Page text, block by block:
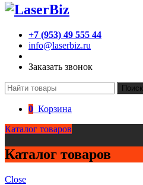
+7 (953) 49 555 44
info@laserbiz.ru
Заказать звонок
Поиск
0 Корзина
Каталог товаров
Каталог товаров
Close